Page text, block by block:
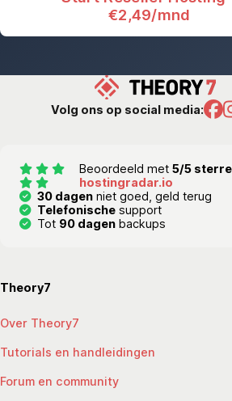
€2,49/mnd
Volg ons op social media:
Beoordeeld met 5/5
hostingradar.io
30 dagen niet goed, geld terug
Telefonische support
Tot 90 dagen backups
Theory7
Over Theory7
Tutorials en handleidingen
Forum en community